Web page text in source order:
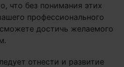
что без понимания этих
профессионального
достичь желаемого
отнести и развитие